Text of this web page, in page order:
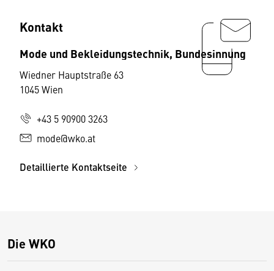
Kontakt
Mode und Bekleidungstechnik, Bundesinnung
Wiedner Hauptstraße 63
1045 Wien
+43 5 90900 3263
mode@wko.at
Detaillierte Kontaktseite
Die WKO